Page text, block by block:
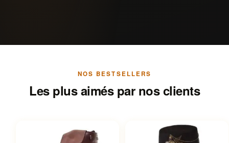
NOS BESTSELLERS
Les plus aimés par nos clients